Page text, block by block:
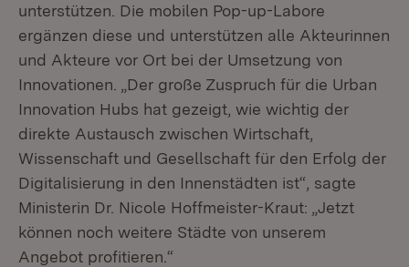
unterstützen. Die mobilen Pop-up-Labore
ergänzen diese und unterstützen alle Akteurinnen
und Akteure vor Ort bei der Umsetzung von
Innovationen. „Der große Zuspruch für die Urban
Innovation Hubs hat gezeigt, wie wichtig der
direkte Austausch zwischen Wirtschaft,
Wissenschaft und Gesellschaft für den Erfolg der
Digitalisierung in den Innenstädten ist“, sagte
Ministerin Dr. Nicole Hoffmeister-Kraut: „Jetzt
können noch weitere Städte von unserem
Angebot profitieren.“